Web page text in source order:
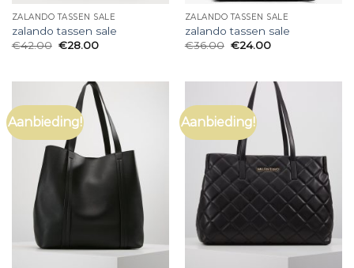
ZALANDO TASSEN SALE
zalando tassen sale
€42.00 €28.00
ZALANDO TASSEN SALE
zalando tassen sale
€36.00 €24.00
Aanbieding! Aanbieding!